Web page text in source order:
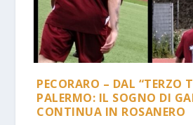
PECORARO – DAL “TERZO
PALERMO: IL SOGNO DI
CONTINUA IN ROSANERO